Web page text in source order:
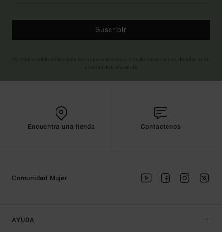
Suscribir
Encuentra una tienda Contactenos
AYUDA
Comunidad Mujer